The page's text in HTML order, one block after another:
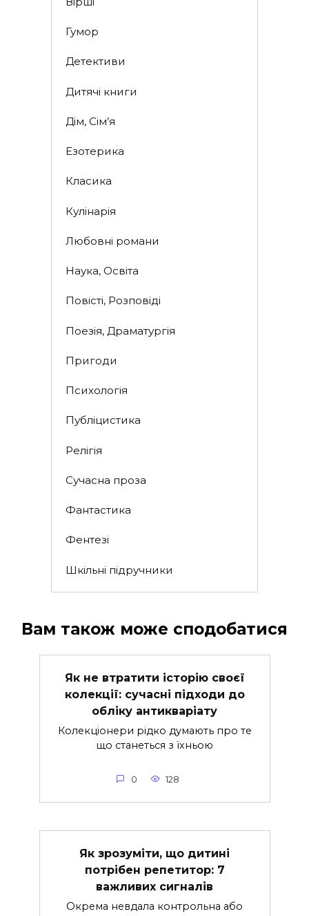
Гумор
Детективи
Дитячі книги
Дім, Сім’я
Езотерика
Класика
Кулінарія
Любовні романи
Наука, Освіта
Повісті, Розповіді
Поезія, Драматургія
Пригоди
Психологія
Публіцистика
Релігія
Сучасна проза
Фантастика
Фентезі
Шкільні підручники
Вам також може сподобатися
Як не втратити історію своєї
колекції: сучасні підходи до
обліку антикваріату
Колекціонери рідко думають про те
що станеться з їхньою
0 128
Як зрозуміти, що дитині
потрібен репетитор: 7
важливих сигналів
Окрема невдала контрольна або